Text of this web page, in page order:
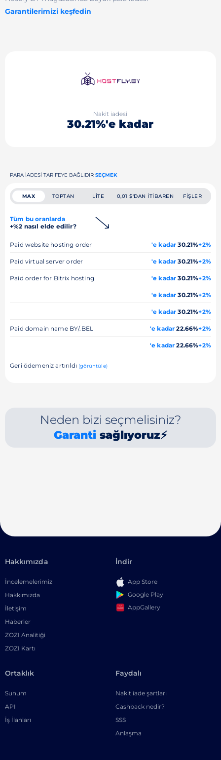
Garantilerimizi keşfedin
Nakit iadesi
30.21%'e kadar
PARA IADESI TARIFEYE BAĞLIDIR SEÇMEK
MAX TOPTAN LITE 0,01 $'DAN ITIBAREN FIŞLER
Tüm bu oranlarda
+%2 nasıl elde edilir?
Paid website hosting order 'e kadar 30.21%+2%
Paid virtual server order 'e kadar 30.21%+2%
Paid order for Bitrix hosting 'e kadar 30.21%+2%
'e kadar 30.21%+2%
'e kadar 30.21%+2%
Paid domain name BY/.BEL 'e kadar 22.66%+2%
'e kadar 22.66%+2%
Geri ödemeniz artırıldı (görüntüle)
Neden bizi seçmelisiniz?
Garanti sağlıyoruz⚡
Hakkımızda
İncelemelerimiz
Hakkımızda
İletişim
Haberler
ZOZI Analitiği
ZOZI Kartı
İndir
App Store
Google Play
AppGallery
Ortaklık
Sunum
API
İş İlanları
Faydalı
Nakit iade şartları
Cashback nedir?
SSS
Anlaşma